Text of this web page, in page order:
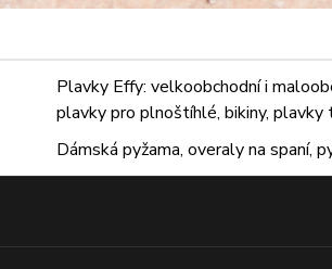
Plavky Effy: velkoobchodní i
plavky pro plnoštíhlé, bikiny, plavky
Dámská pyžama, overaly na spaní,